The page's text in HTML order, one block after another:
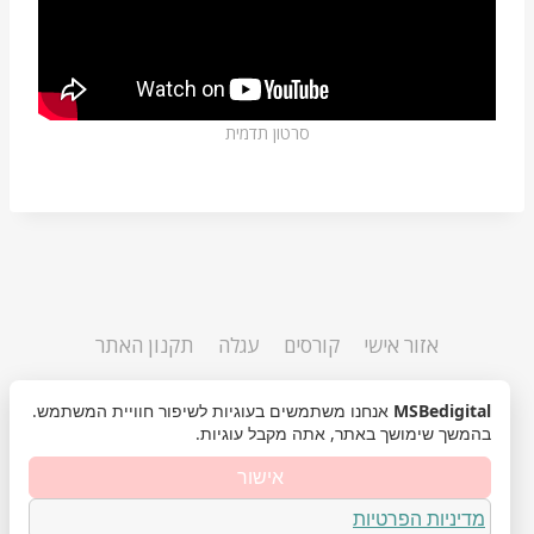
סרטון תדמית
אזור אישי קורסים עגלה תקנון האתר
MSBedigital
MSBedigital אנחנו משתמשים בעוגיות לשיפור חוויית המשתמש.
בהמשך שימושך באתר, אתה מקבל עוגיות.
אישור
מדיניות הפרטיות